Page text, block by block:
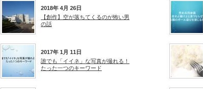
2018年 4月 26日
【創作】空が落ちてくるのが怖い男
の話
2017年 1月 11日
誰でも「イイネ」な写真が撮れる！
たった一つのキーワード